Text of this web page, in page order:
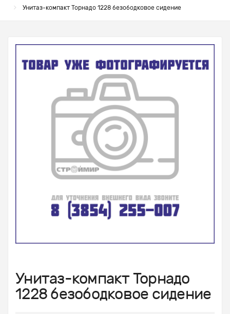
Унитаз-компакт Торнадо 1228 безободковое сидение
Унитаз-компакт Торнадо
1228 безободковое сидение